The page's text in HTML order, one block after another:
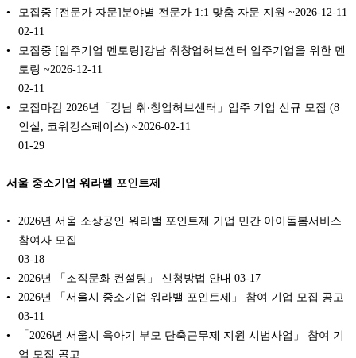
모집중 [전문가 자문]분야별 전문가 1:1 맞춤 자문 지원 ~2026-12-11
02-11
모집중 [입주기업 멘토링]강남 취창업허브센터 입주기업을 위한 멘
토링 ~2026-12-11
02-11
모집마감 2026년「강남 취‧창업허브센터」입주 기업 신규 모집 (8
인실, 코워킹스페이스) ~2026-02-11
01-29
서울 중소기업 워라벨 포인트제
2026년 서울 소상공인·워라밸 포인트제 기업 민간 아이돌봄서비스
참여자 모집
03-18
2026년 「조직문화 컨설팅」 신청방법 안내 03-17
2026년 「서울시 중소기업 워라밸 포인트제」 참여 기업 모집 공고
03-11
「2026년 서울시 육아기 부모 단축근무제 지원 시범사업」 참여 기
업 모집 공고